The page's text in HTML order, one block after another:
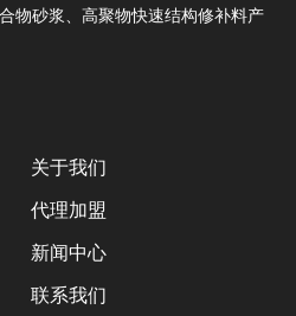
物砂浆、高聚物快速结构修补料产
关于我们
代理加盟
新闻中心
联系我们